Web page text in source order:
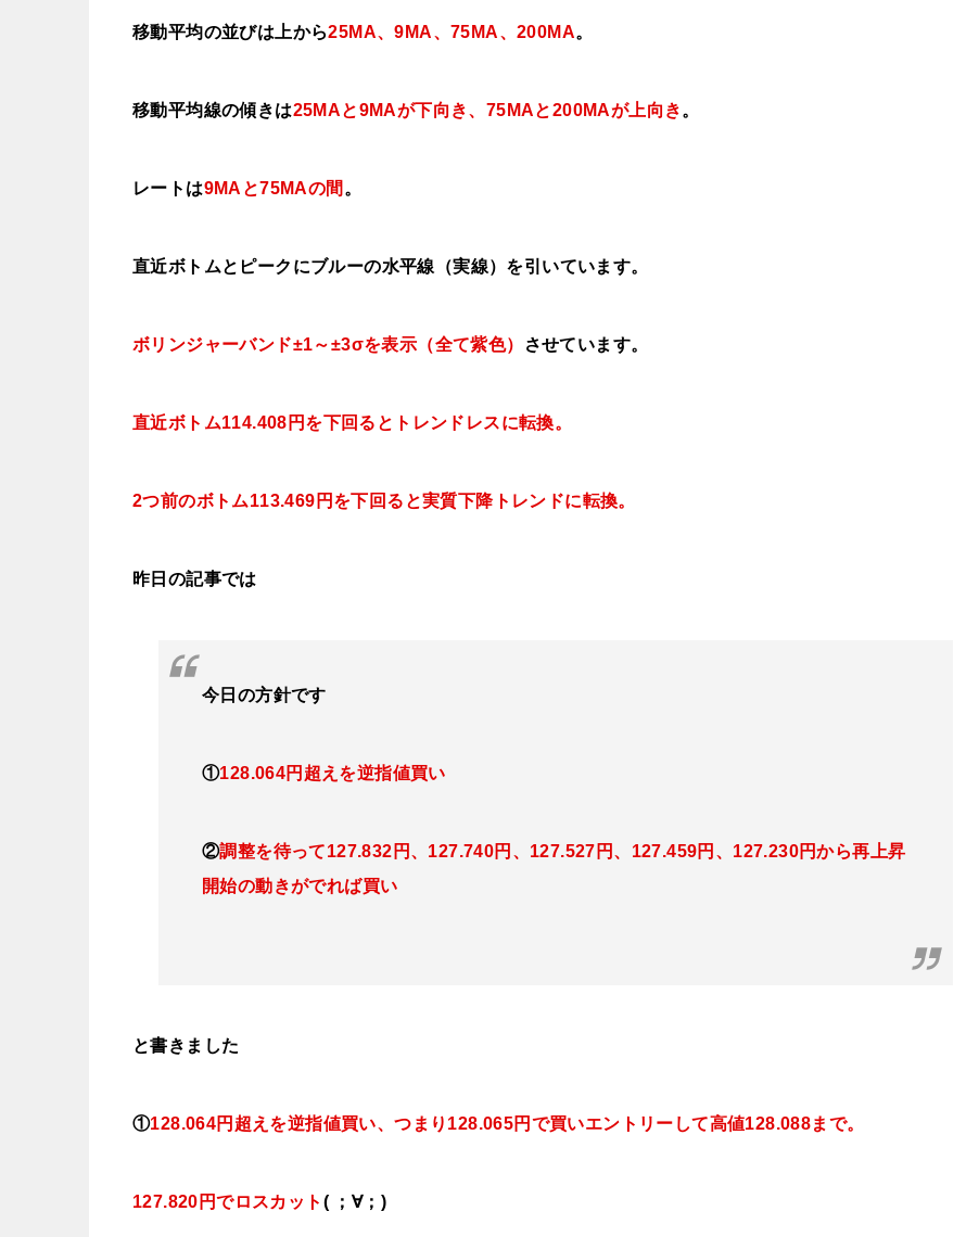
移動平均の並びは上から25MA、9MA、75MA、200MA。
移動平均線の傾きは25MAと9MAが下向き、75MAと200MAが上向き。
レートは9MAと75MAの間 。
直近ボトムとピークにブルーの水平線（実線）を引いています。
ボリンジャーバンド±1～±3σを表示（全て紫色） させています。
直近ボトム114.408円を下回ると トレンドレスに転換。
2つ前のボトム113.469円を下回ると実質下降トレンドに転換。
昨日の記事では
今日 の方針です
①128.064円超えを逆指値買い
②調整を待って127.832円、127.740円、127.527円、127.459円、127.230円から再上昇
開始の動きがでれば買い
と書きました
①128.064円超えを逆指値買い、つまり128.065円で買いエントリーして高値128.088まで。
127.820円でロスカット ( ；∀；)